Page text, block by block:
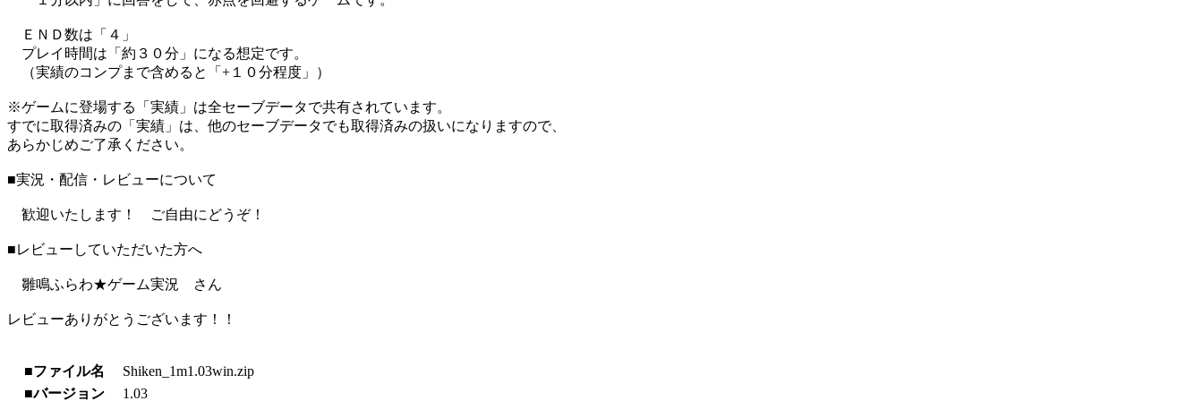
ＥＮＤ数は「４」
プレイ時間は「約３０分」になる想定です。
（実績のコンプまで含めると「+１０分程度」）
※ゲームに登場する「実績」は全セーブデータで共有されています。
すでに取得済みの「実績」は、他のセーブデータでも取得済みの扱いになりますので、
あらかじめご了承ください。
■実況・配信・レビューについて
歓迎いたします！ ご自由にどうぞ！
■レビューしていただいた方へ
雛鳴ふらわ★ゲーム実況 さん
レビューありがとうございます！！
■ファイル名
Shiken_1m1.03win.zip
■バージョン
1.03